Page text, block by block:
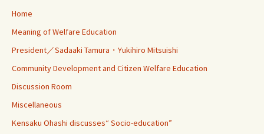
Home
Meaning of Welfare Education
President／Sadaaki Tamura・Yukihiro Mitsuishi
Community Development and Citizen Welfare Education
Discussion Room
Miscellaneous
Kensaku Ohashi discusses“ Socio-education”